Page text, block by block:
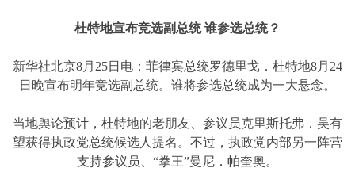
杜特地宣布竞选副总统 谁参选总统？
新华社北京8月25日电：菲律宾总统罗德里戈．杜特地8月24
日晚宣布明年竞选副总统。谁将参选总统成为一大悬念。
当地舆论预计，杜特地的老朋友、参议员克里斯托弗．吴有
望获得执政党总统候选人提名。不过，执政党内部另一阵营
支持参议员、“拳王”曼尼．帕奎奥。